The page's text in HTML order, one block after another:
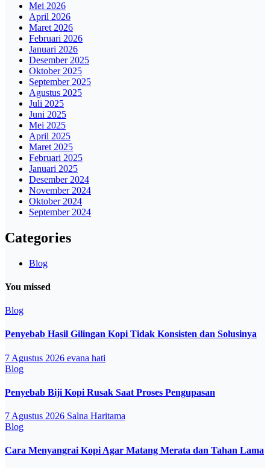
Mei 2026
April 2026
Maret 2026
Februari 2026
Januari 2026
Desember 2025
Oktober 2025
September 2025
Agustus 2025
Juli 2025
Juni 2025
Mei 2025
April 2025
Maret 2025
Februari 2025
Januari 2025
Desember 2024
November 2024
Oktober 2024
September 2024
Categories
Blog
You missed
Blog
Penyebab Hasil Gilingan Kopi Tidak Konsisten dan Solusinya
7 Agustus 2026 evana hati
Blog
Penyebab Biji Kopi Rusak Saat Proses Pengupasan
7 Agustus 2026 Salna Haritama
Blog
Cara Menyangrai Kopi Agar Matang Merata dan Tahan Lama